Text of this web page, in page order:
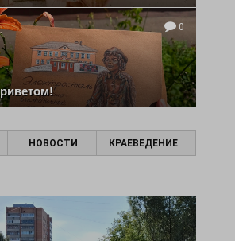
0
НОВОСТИ КРАЕВЕДЕНИЕ